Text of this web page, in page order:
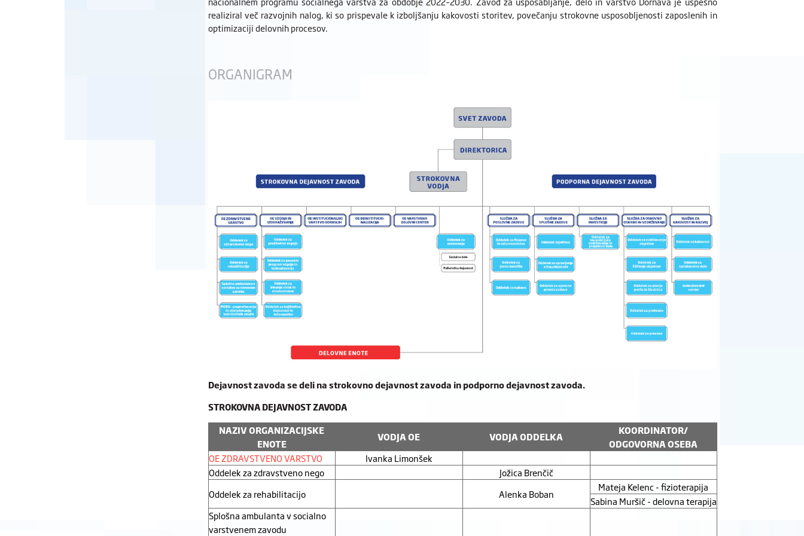
realiziral več razvojnih nalog, ki so prispevale k izboljšanju kakovosti storitev, povečanju strokovne usposobljenosti zaposlenih in
optimizaciji delovnih procesov.
ORGANIGRAM
Dejavnost zavoda se deli na strokovno dejavnost zavoda in podporno dejavnost zavoda.
STROKOVNA DEJAVNOST ZAVODA
NAZIV ORGANIZACIJSKE
ENOTE
VODJA OE VODJA ODDELKA
KOORDINATOR/
ODGOVORNA OSEBA
OE ZDRAVSTVENO VARSTVO
Ivanka Limonšek
Oddelek za zdravstveno nego
Jožica Brenčič
Oddelek za rehabilitacijo
Alenka Boban
Mateja Kelenc - fizioterapija
Sabina Muršič - delovna terapija
Splošna ambulanta v socialno
varstvenem zavodu